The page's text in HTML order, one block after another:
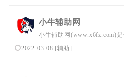
小牛辅助网
小牛辅助网(www.x6fz.com)
每天更新大量实用的游戏辅
2022-03-08 [辅助]